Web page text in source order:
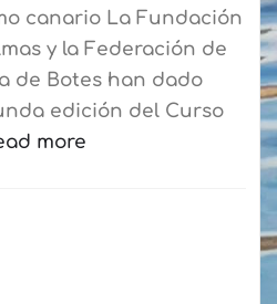
canario La Fundación
y la Federación de
de Botes han dado
edición del Curso
more